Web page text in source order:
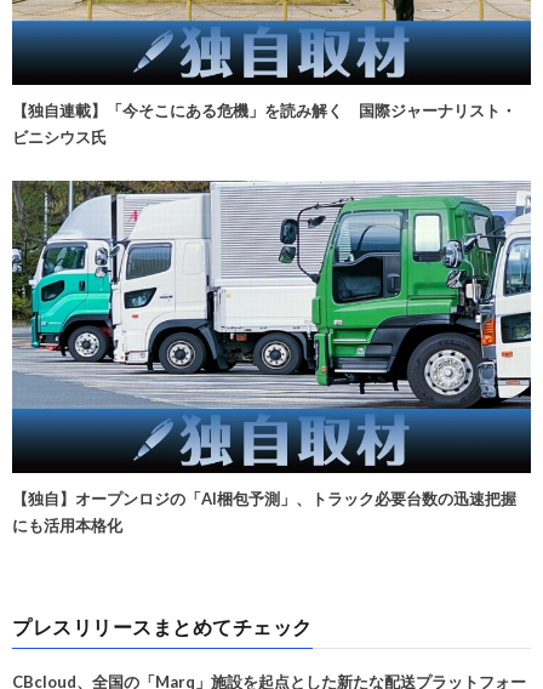
【独自連載】「今そこにある危機」を読み解く 国際ジャーナリスト・
ビニシウス氏
【独自】オープンロジの「AI梱包予測」、トラック必要台数の迅速把握
にも活用本格化
プレスリリースまとめてチェック
CBcloud、全国の「Marq」施設を起点とした新たな配送プラットフォー